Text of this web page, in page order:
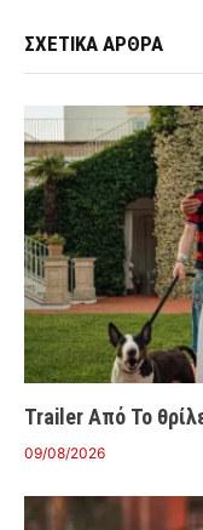
ΣΧΕΤΙΚΑ ΑΡΘΡΑ
Trailer Από Το
09/08/2026